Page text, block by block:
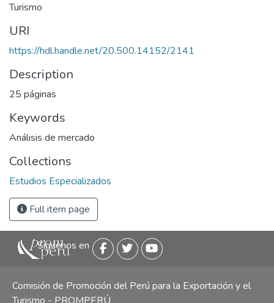
Turismo
URI
https://hdl.handle.net/20.500.14152/2141
Description
25 páginas
Keywords
Análisis de mercado
Collections
Estudios Especializados
Full item page
Siguenos en
Comisión de Promoción del Perú para la Exportación y el